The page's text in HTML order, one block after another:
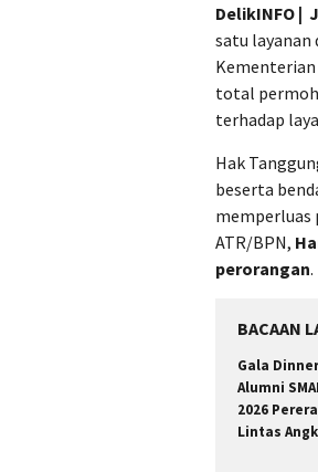
DelikINFO |
satu layanan
total
terhadap
Hak
beserta
memperluas
ATR/BPN,
perorangan.
BACAAN
Gala
Alumni
2026
Lintas